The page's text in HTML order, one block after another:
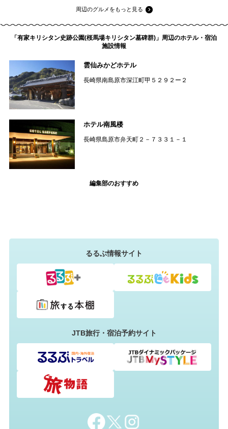
周辺のグルメをもっと見る
「有家キリシタン史跡公園(桜馬場キリシタン墓碑群)」周辺のホテル・宿泊
施設情報
雲仙みかどホテル
長崎県南島原市深江町甲５２９２ー２
ホテル南風楼
長崎県島原市弁天町２－７３３１－１
編集部のおすすめ
るるぶ情報サイト
JTB旅行・宿泊予約サイト